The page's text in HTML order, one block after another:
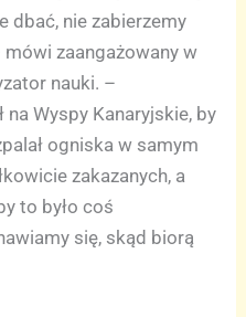
dbać, nie zabierzemy
zaangażowany w
nauki. –
na Wyspy Kanaryjskie, by
ogniska w samym
zakazanych, a
to było coś
się, skąd biorą